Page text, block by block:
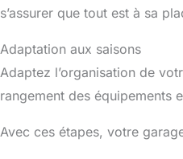
s’assurer que tout est à sa
Adaptation aux saisons
Adaptez l’organisation de
rangement des équipements
Avec ces étapes, votre